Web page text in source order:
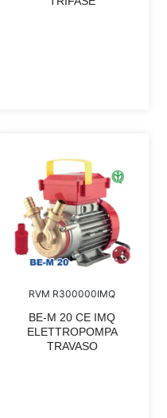
RVM R300000IMQ
BE-M 20 CE IMQ
ELETTROPOMPA
TRAVASO